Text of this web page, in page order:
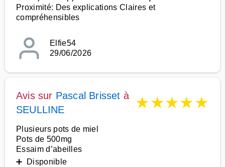
Proximité: Des explications Claires et
compréhensibles
Elfie54
29/06/2026
Avis sur Pascal Brisset à
SEULLINE
★★★★★
Plusieurs pots de miel
Pots de 500mg
Essaim d’abeilles
➕ Disponible